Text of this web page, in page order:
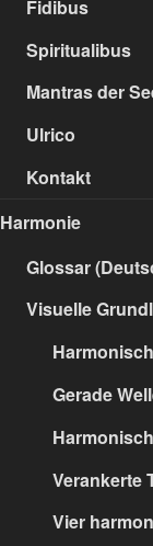
Fidibus
Spiritualibus
Mantras der
Ulrico
Kontakt
Harmonie
Glossar
Visuelle
Gerade
Verankerte
Vier